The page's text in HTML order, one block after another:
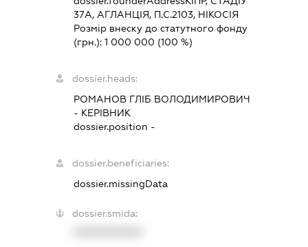
37А, АГЛАНЦІЯ, П.С.2103, НІКОСІЯ
Розмір внеску до статутного фонду
(грн.):1 000 000 (100 %)
dossier.heads:
РОМАНОВ ГЛІБ ВОЛОДИМИРОВИЧ
- КЕРІВНИК
dossier.position -
dossier.beneficiaries:
dossier.missingData
dossier.smida: